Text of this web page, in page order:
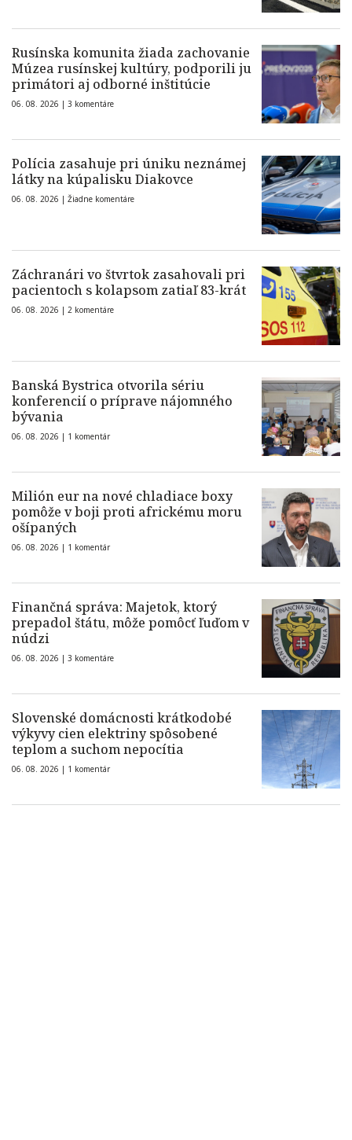
Rusínska komunita žiada zachovanie
Múzea rusínskej kultúry, podporili ju
primátori aj odborné inštitúcie
06. 08. 2026 | 3 komentáre
Polícia zasahuje pri úniku neznámej
látky na kúpalisku Diakovce
06. 08. 2026 | Žiadne komentáre
Záchranári vo štvrtok zasahovali pri
pacientoch s kolapsom zatiaľ 83-krát
06. 08. 2026 | 2 komentáre
Banská Bystrica otvorila sériu
konferencií o príprave nájomného
bývania
06. 08. 2026 | 1 komentár
Milión eur na nové chladiace boxy
pomôže v boji proti africkému moru
ošípaných
06. 08. 2026 | 1 komentár
Finančná správa: Majetok, ktorý
prepadol štátu, môže pomôcť ľuďom v
núdzi
06. 08. 2026 | 3 komentáre
Slovenské domácnosti krátkodobé
výkyvy cien elektriny spôsobené
teplom a suchom nepocítia
06. 08. 2026 | 1 komentár